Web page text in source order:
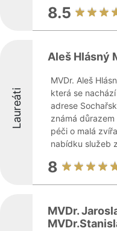
8.5
Laureáti
Aleš Hlásný
MVDr. Aleš
která se
adrese
známá
péči o malá
nabídku služeb
8
MVDr.